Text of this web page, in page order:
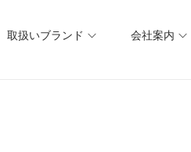
取扱いブランド 会社案内